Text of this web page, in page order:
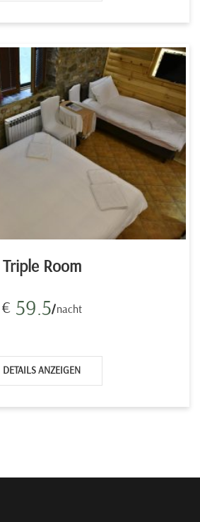
Triple Room
€ 59.5nacht
DETAILS ANZEIGEN